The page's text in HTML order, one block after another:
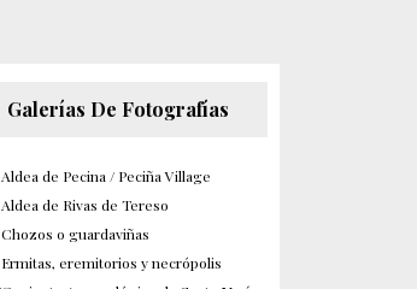
Galerías De Fotografías
Aldea de Pecina / Peciña Village
Aldea de Rivas de Tereso
Chozos o guardaviñas
Ermitas, eremitorios y necrópolis